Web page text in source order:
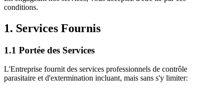
conditions.
1. Services Fournis
1.1 Portée des Services
L'Entreprise fournit des services professionnels de contrôle
parasitaire et d'extermination incluant, mais sans s'y limiter: